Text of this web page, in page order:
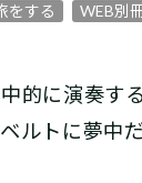
をする WEB別
的に演奏す
ルトに夢中